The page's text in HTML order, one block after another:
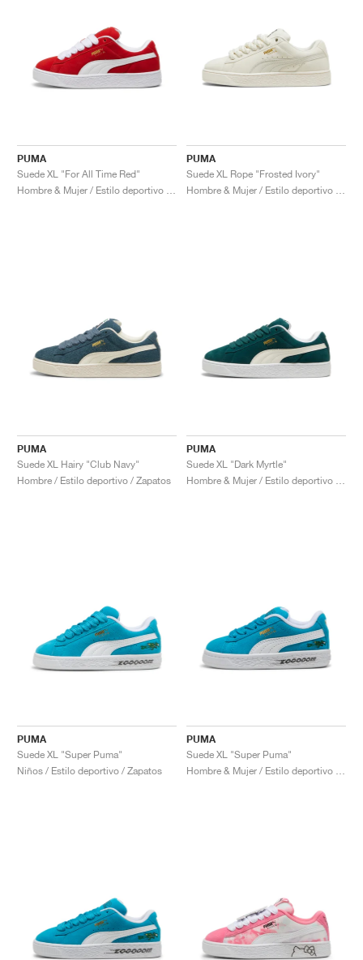
PUMA
Suede XL "For All Time Red"
PUMA
Suede XL Rope "Frosted Ivory"
PUMA
Suede XL Hairy "Club Navy"
Hombre / Estilo deportivo / Zapatos
PUMA
Suede XL "Dark Myrtle"
PUMA
Suede XL "Super Puma"
Niños / Estilo deportivo / Zapatos
PUMA
Suede XL "Super Puma"